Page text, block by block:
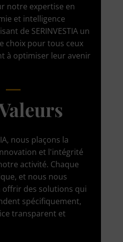
nous plaçons la
et l'intégrité
activité. Chaque
et nous nous
offrir des solutions qui
spécifiquement,
transparent et
notre expertise en
et intelligence
de SERINVESTIA un
choix pour tous ceux
à optimiser leur avenir